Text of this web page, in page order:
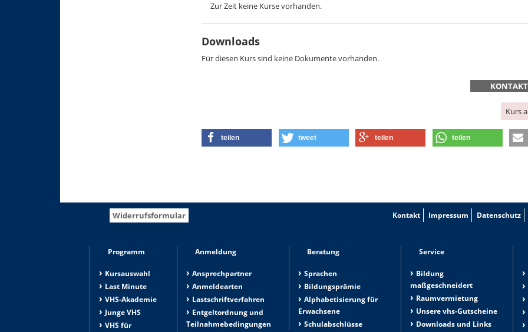
Zur Zeit keine Kurse vorhanden.
Downloads
Für diesen Kurs sind keine Dokumente vorhanden.
Kurs
teilen tweet teilen teilen
Widerrufsformular Kontakt Impressum Datenschutz
Programm
Kursauswahl
Last Minute
VHS-Akademie
Junge VHS
VHS für
Anmeldung
Ansprechpartner
Anmeldearten
Lastschriftverfahren
Entgeltordnung und
Teilnahmebedingungen
Beratung
Sprachen
Bildungsprämie
Alphabetisierung für
Erwachsene
Schulabschlüsse
Service
Bildung
maßgeschneidert
Raumvermietung
Unsere vhs-Gutscheine
Downloads und Links